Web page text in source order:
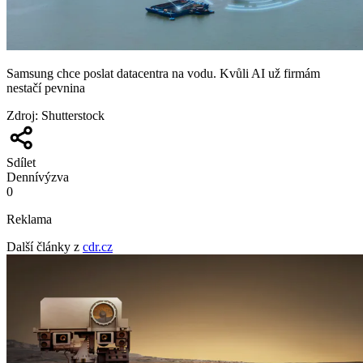
Samsung chce poslat datacentra na vodu. Kvůli AI už firmám
nestačí pevnina
Zdroj: Shutterstock
Sdílet
Dennívýzva
0
Reklama
Další články z cdr.cz